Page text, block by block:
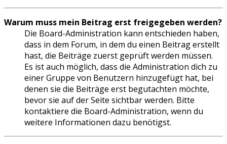
Warum muss mein Beitrag erst freigegeben werden?
Die Board-Administration kann entschieden haben,
dass in dem Forum, in dem du einen Beitrag erstellt
hast, die Beiträge zuerst geprüft werden müssen.
Es ist auch möglich, dass die Administration dich zu
einer Gruppe von Benutzern hinzugefügt hat, bei
denen sie die Beiträge erst begutachten möchte,
bevor sie auf der Seite sichtbar werden. Bitte
kontaktiere die Board-Administration, wenn du
weitere Informationen dazu benötigst.